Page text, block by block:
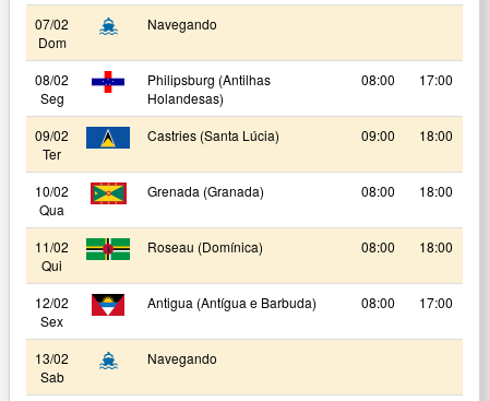
07/02
Dom
Navegando
08/02
Seg
Philipsburg (Antilhas
Holandesas)
08:00 17:00
09/02
Ter
Castries (Santa Lúcia) 09:00 18:00
10/02
Qua
Grenada (Granada) 08:00 18:00
11/02
Qui
Roseau (Domínica) 08:00 18:00
12/02
Sex
Antigua (Antígua e Barbuda) 08:00 17:00
13/02
Sab
Navegando